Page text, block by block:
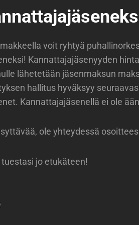
voit ryhtyä
Kannattajajäsenyyden
lähetetään jäsenmaksun
hallitus hyväksyy
Kannattajajäsenellä ei ole
ole yhteydessä
jo etukäteen!